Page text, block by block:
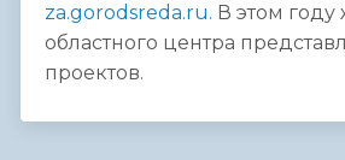
za.gorodsreda.ru. В этом году
областного центра
проектов.